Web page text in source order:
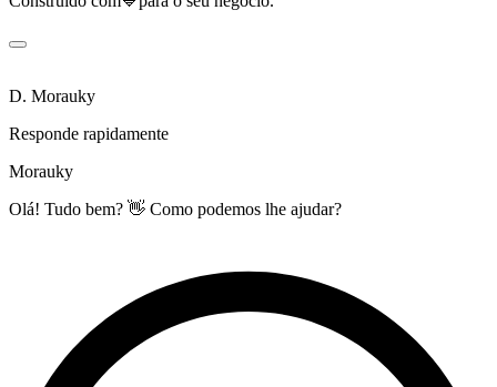
D. Morauky
Responde rapidamente
Morauky
Olá! Tudo bem? 👋 Como podemos lhe ajudar?